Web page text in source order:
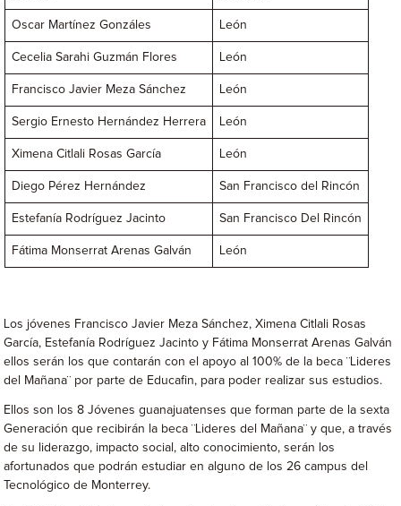
Oscar Martínez Gonzáles León
Cecelia Sarahi Guzmán Flores León
Francisco Javier Meza Sánchez León
Sergio Ernesto Hernández Herrera León
Ximena Citlali Rosas García León
Diego Pérez Hernández San Francisco del Rincón
Estefanía Rodríguez Jacinto San Francisco Del Rincón
Fátima Monserrat Arenas Galván León
Los jóvenes Francisco Javier Meza Sánchez, Ximena Citlali Rosas
García, Estefanía Rodríguez Jacinto y Fátima Monserrat Arenas Galván
ellos serán los que contarán con el apoyo al 100% de la beca ¨Lideres
del Mañana¨ por parte de Educafin, para poder realizar sus estudios.
Ellos son los 8 Jóvenes guanajuatenses que forman parte de la sexta
Generación que recibirán la beca ¨Lideres del Mañana¨ y que, a través
de su liderazgo, impacto social, alto conocimiento, serán los
afortunados que podrán estudiar en alguno de los 26 campus del
Tecnológico de Monterrey.